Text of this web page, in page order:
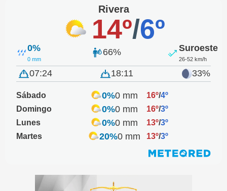
Rivera
14º/6º
0%
0 mm
66% Suroeste
26-52 km/h
07:24 18:11 33%
Sábado 0%0 mm 16º/4º
Domingo
0%0 mm 16º/3º
Lunes
0%0 mm 13º/3º
Martes
20%0 mm 13º/3º